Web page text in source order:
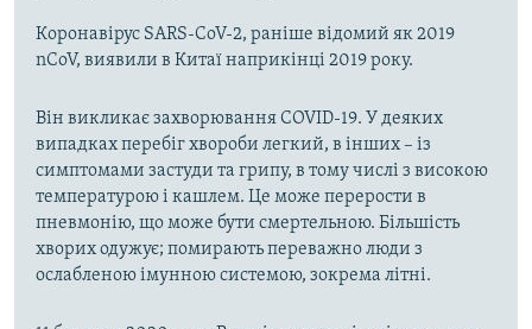
Коронавірус SARS-CoV-2, раніше відомий як 2019
nCoV, виявили в Китаї наприкінці 2019 року.
Він викликає захворювання COVID-19. У деяких
випадках перебіг хвороби легкий, в інших – із
симптомами застуди та грипу, в тому числі з високою
температурою і кашлем. Це може перерости в
пневмонію, що може бути смертельною. Більшість
хворих одужує; помирають переважно люди з
ослабленою імунною системою, зокрема літні.